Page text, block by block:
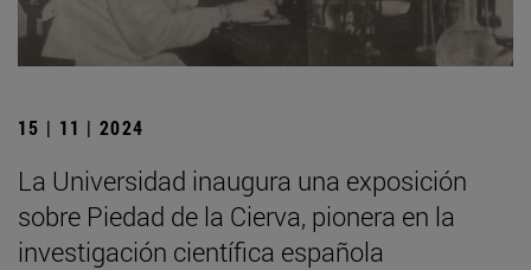
15 | 11 | 2024
La Universidad inaugura una exposición
sobre Piedad de la Cierva, pionera en la
investigación científica española